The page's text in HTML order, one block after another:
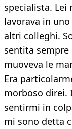
specialista. Lei
lavorava in
altri colleghi.
sentita
muoveva le
Era
morboso direi.
sentirmi in
mi sono detta